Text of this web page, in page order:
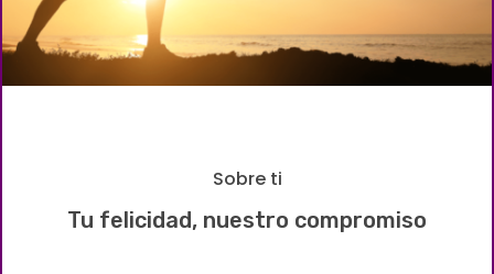
Sobre ti
Tu felicidad, nuestro compromiso